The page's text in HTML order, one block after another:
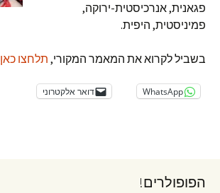
פגאנית, אנרכיסטית-ירוקה,
פמיניסטית, היפית.
בשביל לקרוא את המאמר המקורי, תלחצו כאן
WhatsApp דואר אלקטרוני
הפופולרים!